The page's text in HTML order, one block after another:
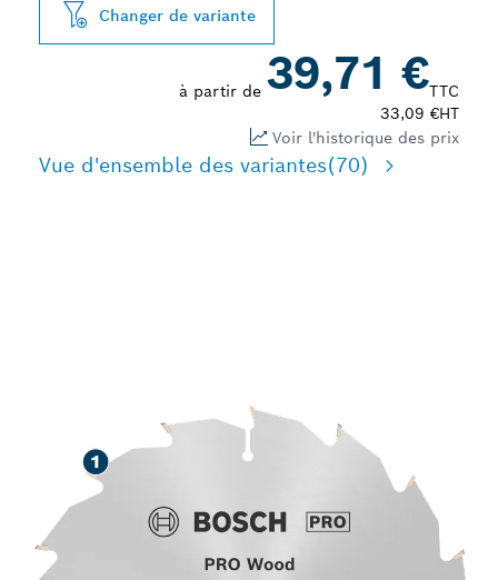
Changer de variante
à partir de 39,71 €TTC
33,09 €HT
Voir l'historique des prix
Vue d'ensemble des variantes(70)